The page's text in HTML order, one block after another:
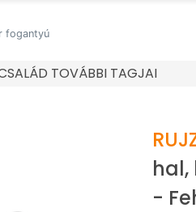
fogantyú
TOVÁBBI TAGJAI
hal,
-